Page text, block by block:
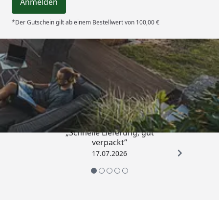
*Der Gutschein gilt ab einem Bestellwert von 100,00 €
Trusted Shops
4,65/ 5
„Schnelle Lieferung, gut
verpackt“
17.07.2026